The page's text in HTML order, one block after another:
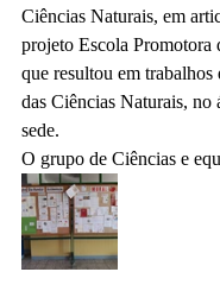
Ciências Naturais, em
projeto Escola Promotora
que resultou em trabalhos
das Ciências Naturais, no
sede.
O grupo de Ciências e